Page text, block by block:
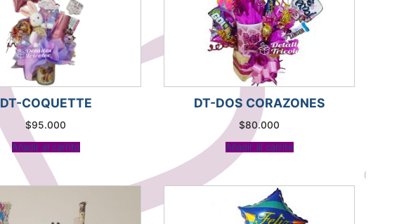
DT-COQUETTE
$95.000
Añadir al carrito
DT-DOS CORAZONES
$80.000
Añadir al carrito